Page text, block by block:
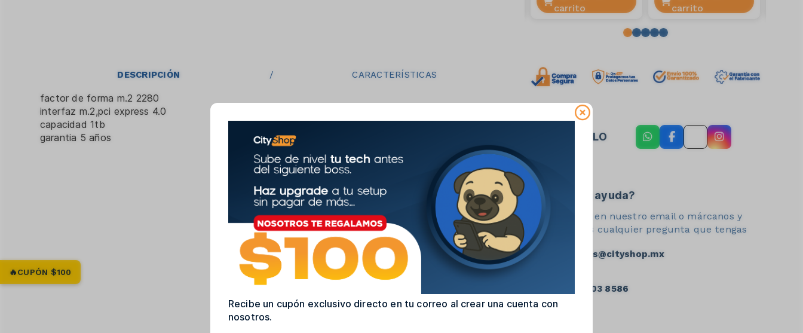
🔥CUPÓN $100
carrito
carrito
DESCRIPCIÓN / CARACTERÍSTICAS
factor de forma m.2 2280
interfaz m.2,pci express 4.0
capacidad 1tb
garantia 5 años
COMPÁRTELO
¿Necesitas ayuda?
Contáctanos en nuestro email o márcanos y
resolveremos cualquier pregunta que tengas
ventas@cityshop.mx
479 103 8586
Recibe un cupón exclusivo directo en tu correo al crear una cuenta con
nosotros.